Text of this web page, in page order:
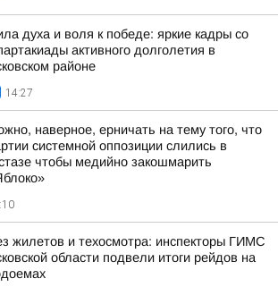
духа и воля к победе: яркие кадры со
активного долголетия в
районе
14:27
наверное, ерничать на тему того, что
системной оппозиции слились в
чтобы медийно закошмарить
жилетов и техосмотра: инспекторы ГИМС
области подвели итоги рейдов на